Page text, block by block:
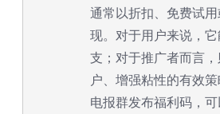
通常以折扣、免费试
现。对于用户来说，
支；对于推广者而言
户、增强粘性的有效
电报群发布福利码，